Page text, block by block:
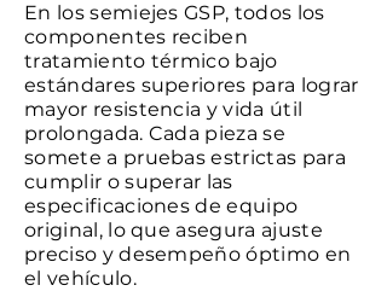
En los semiejes GSP, todos los
componentes reciben
tratamiento térmico bajo
estándares superiores para lograr
mayor resistencia y vida útil
prolongada. Cada pieza se
somete a pruebas estrictas para
cumplir o superar las
especificaciones de equipo
original, lo que asegura ajuste
preciso y desempeño óptimo en
el vehículo.